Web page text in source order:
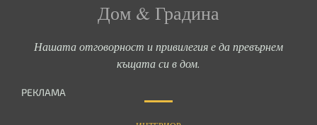
Дом & Градина
Нашата отговорност и привилегия е да превърнем
къщата си в дом.
РЕКЛАМА